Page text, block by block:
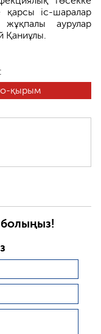
қырым
қарсы іс-шаралар
аурулар
Қаниұлы.
болыңыз!